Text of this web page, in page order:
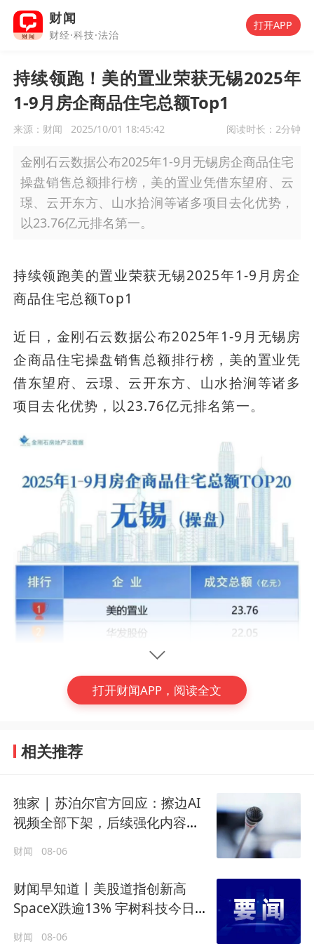
财闻
财经·科技·法治
打开APP
持续领跑！美的置业荣获无锡2025年
1-9月房企商品住宅总额Top1
来源：财闻 2025/10/01 18:45:42 阅读时长： 2分钟
金刚石云数据公布2025年1-9月无锡房企商品住宅
操盘销售总额排行榜，美的置业凭借东望府、云
璟、云开东方、山水拾涧等诸多项目去化优势，
以23.76亿元排名第一。
持续领跑美的置业荣获无锡2025年1-9月房企
商品住宅总额Top1
近日，金刚石云数据公布2025年1-9月无锡房
企商品住宅操盘销售总额排行榜，美的置业凭
借东望府、云璟、云开东方、山水拾涧等诸多
项目去化优势，以23.76亿元排名第一。
(编辑：郭梓昊)
打开财闻APP，阅读全文
相关推荐
独家 | 苏泊尔官方回应：擦边AI
视频全部下架，后续强化内容审
核
财闻 08-06
财闻早知道丨美股道指创新高
SpaceX跌逾13% 宇树科技今日确
财闻 08-06